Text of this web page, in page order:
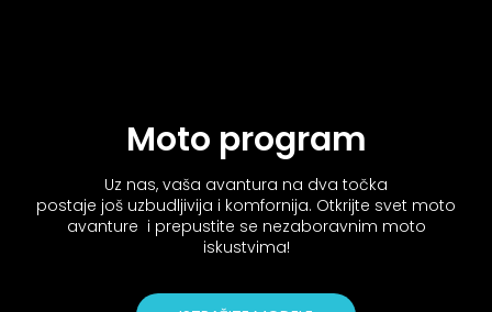
Moto program
Uz nas, vaša avantura na dva točka
postaje još uzbudljivija i komfornija. Otkrijte svet moto
avanture i prepustite se nezaboravnim moto
iskustvima!